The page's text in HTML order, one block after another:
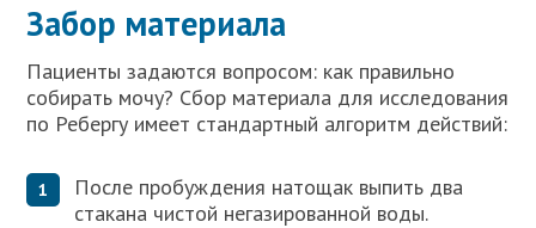
Забор материала
Пациенты задаются вопросом: как правильно
собирать мочу? Сбор материала для исследования
по Ребергу имеет стандартный алгоритм действий:
После пробуждения натощак выпить два
стакана чистой негазированной воды.